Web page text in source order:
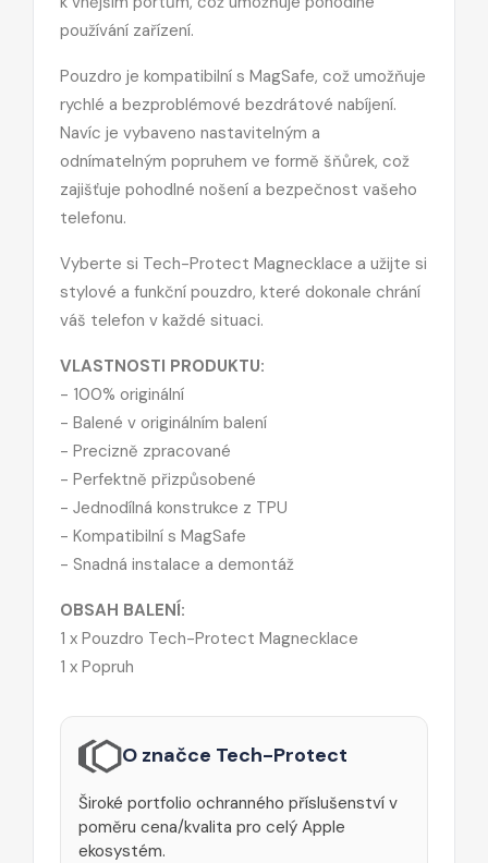
používání zařízení.
Pouzdro je kompatibilní s MagSafe, což umožňuje
rychlé a bezproblémové bezdrátové nabíjení.
Navíc je vybaveno nastavitelným a
odnímatelným popruhem ve formě šňůrek, což
zajišťuje pohodlné nošení a bezpečnost vašeho
telefonu.
Vyberte si Tech-Protect Magnecklace a užijte si
stylové a funkční pouzdro, které dokonale chrání
váš telefon v každé situaci.
VLASTNOSTI PRODUKTU:
- 100% originální
- Balené v originálním balení
- Precizně zpracované
- Perfektně přizpůsobené
- Jednodílná konstrukce z TPU
- Kompatibilní s MagSafe
- Snadná instalace a demontáž
OBSAH BALENÍ:
1 x Pouzdro Tech-Protect Magnecklace
1 x Popruh
O značce Tech-Protect
Široké portfolio ochranného příslušenství v
poměru cena/kvalita pro celý Apple
ekosystém.